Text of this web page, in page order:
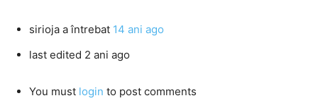
sirioja a întrebat 14 ani ago
last edited 2 ani ago
You must login to post comments